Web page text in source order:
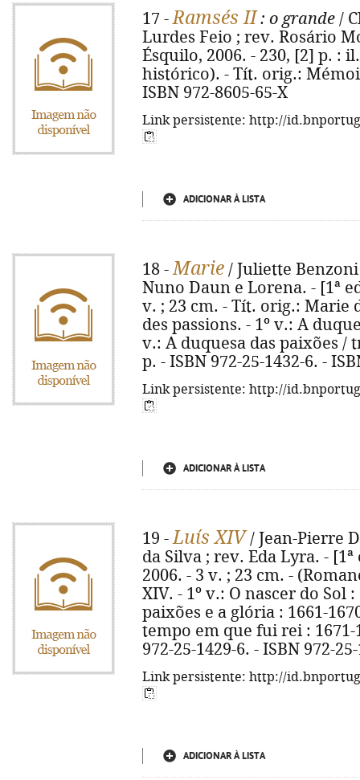
17 -Ramsés II : o grande /
Lurdes Feio ; rev. Rosário
Ésquilo, 2006. - 230, [2] p. :
histórico). - Tít. orig.:
ISBN 972-8605-65-X
Link persistente: http://
ADICIONAR À LISTA
18 -Marie / Juliette
Nuno Daun e Lorena. - [1ª
v. ; 23 cm. - Tít. orig.: Marie
des passions. - 1º v.: A
v.: A duquesa das paixões /
p. - ISBN 972-25-1432-6. -
Link persistente: http://
ADICIONAR À LISTA
19 -Luís XIV / Jean-Pierre
da Silva ; rev. Eda Lyra. -
2006. - 3 v. ; 23 cm. -
XIV. - 1º v.: O nascer do Sol
paixões e a glória : 1661-
tempo em que fui rei : 1671-
972-25-1429-6. - ISBN 972-
Link persistente: http://
ADICIONAR À LISTA